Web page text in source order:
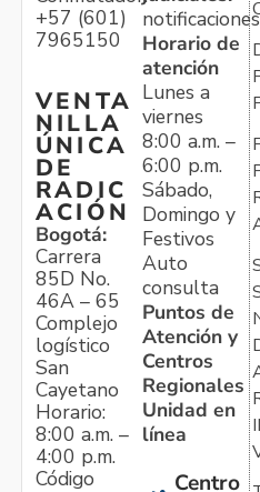
+57 (601)
7965150
VENTA
NILLA
ÚNICA
DE
RADIC
ACIÓN
Bogotá:
Carrera
85D No.
46A – 65
Complejo
logístico
San
Cayetano
Horario:
8:00 a.m. –
4:00 p.m.
Código
Horario de
atención
Lunes a
viernes
8:00 a.m. –
6:00 p.m.
Sábado,
Domingo y
Festivos
Auto
consulta
Puntos de
Atención y
Centros
Regionales
Unidad en
línea
Centro